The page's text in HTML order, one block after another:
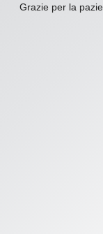
Grazie per la